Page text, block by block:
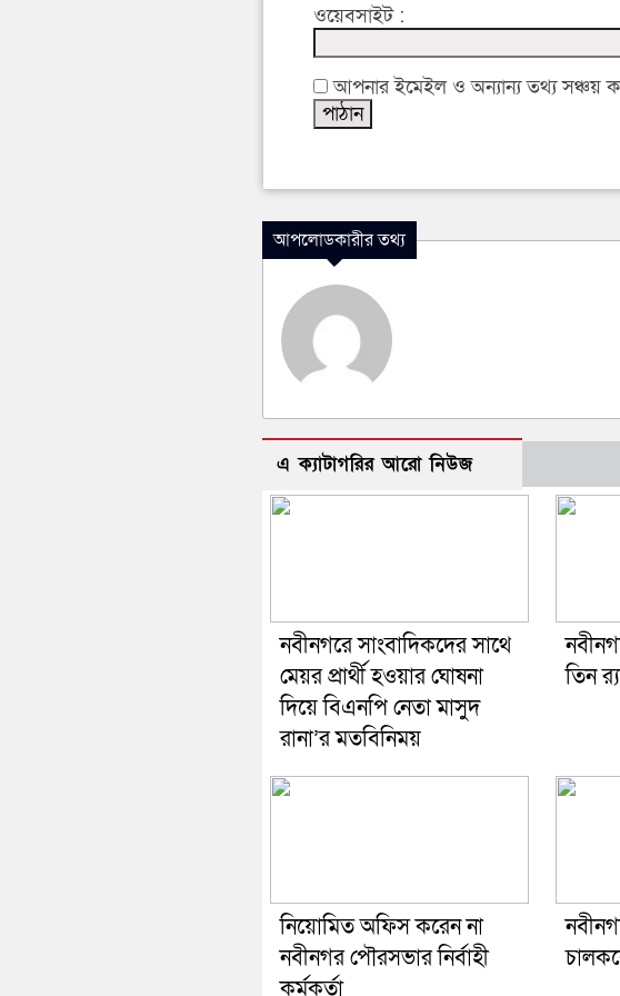
ওয়েবসাইট :
আপনার ইমেইল ও অন্যান্য তথ্য সঞ্চয়
আপলোডকারীর তথ্য
এ ক্যাটাগরির আরো নিউজ
নবীনগরে সাংবাদিকদের সাথে
মেয়র প্রার্থী হওয়ার ঘোষনা
দিয়ে বিএনপি নেতা মাসুদ
রানা’র মতবিনিময়
তিন
নিয়োমিত অফিস করেন না
নবীনগর পৌরসভার নির্বাহী
কর্মকর্তা